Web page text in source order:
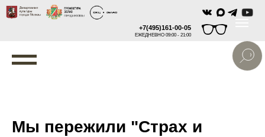
+7(495)161-00-05
ЕЖЕДНЕВНО 09:00 - 21:00
Мы пережили "Страх и